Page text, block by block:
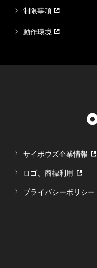
制限事項
動作環境
サイボウズ企業情報
ロゴ、商標利用
プライバシーポリシー